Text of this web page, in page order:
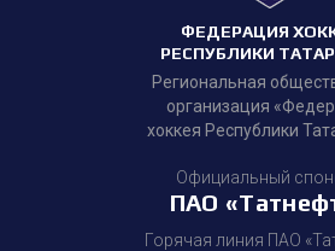
ФЕДЕРАЦИЯ
РЕСПУБЛИКИ
Региональная
организация
хоккея Республики
Официальный
ПАО
Горячая линия ПАО